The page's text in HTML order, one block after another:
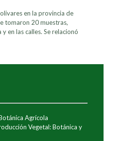
en la provincia de
tomaron 20 muestras,
en las calles. Se relacionó
Agrícola
Vegetal: Botánica y